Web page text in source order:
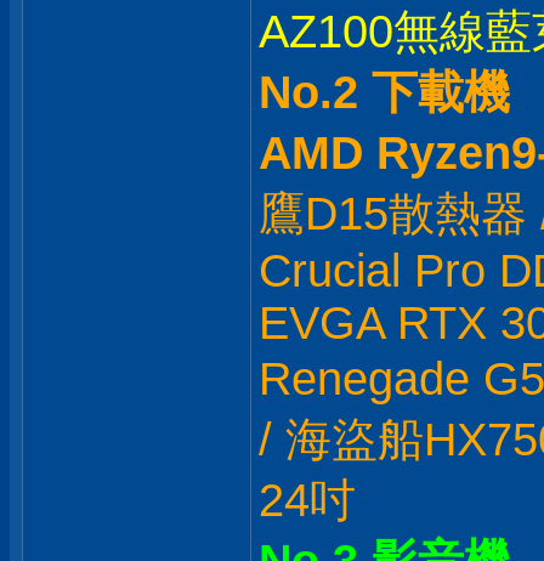
AZ100無線
No.2 下載機
AMD
鷹D15散熱
Crucial Pro
EVGA RTX
Renegade
/ 海盜船
24吋